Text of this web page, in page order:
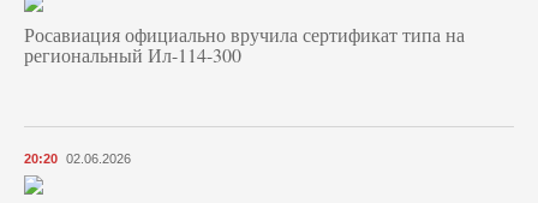
Росавиация официально вручила сертификат типа на
региональный Ил-114-300
20:20 02.06.2026